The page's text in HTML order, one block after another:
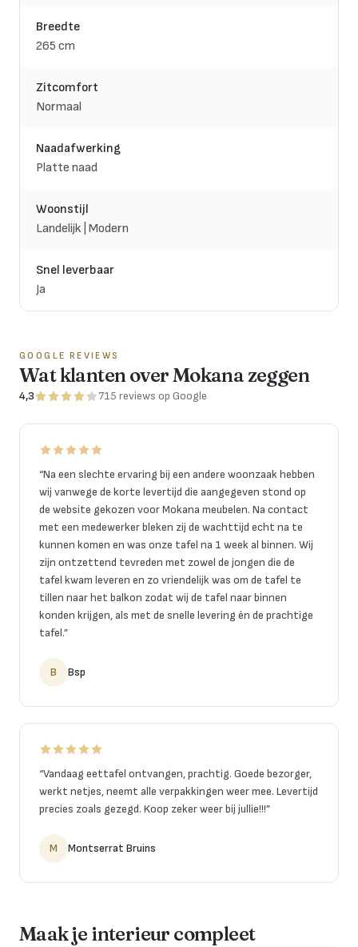
Breedte
265 cm
Zitcomfort
Normaal
Naadafwerking
Platte naad
Woonstijl
Landelijk | Modern
Snel leverbaar
Ja
GOOGLE REVIEWS
Wat klanten over Mokana zeggen
4,3 715 reviews op Google
“Na een slechte ervaring bij een andere woonzaak hebben
wij vanwege de korte levertijd die aangegeven stond op
de website gekozen voor Mokana meubelen. Na contact
met een medewerker bleken zij de wachttijd echt na te
kunnen komen en was onze tafel na 1 week al binnen. Wij
zijn ontzettend tevreden met zowel de jongen die de
tafel kwam leveren en zo vriendelijk was om de tafel te
tillen naar het balkon zodat wij de tafel naar binnen
konden krijgen, als met de snelle levering én de prachtige
tafel.”
B Bsp
“Vandaag eettafel ontvangen, prachtig. Goede bezorger,
werkt netjes, neemt alle verpakkingen weer mee. Levertijd
precies zoals gezegd. Koop zeker weer bij jullie!!!”
M Montserrat Bruins
Maak je interieur compleet